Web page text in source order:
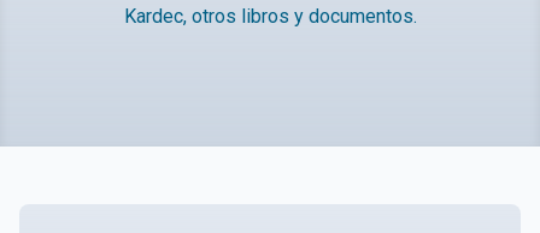
Kardec, otros libros y documentos.